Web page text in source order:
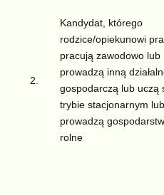
2.
Kandydat, którego
rodzice/opiekunowi
pracują zawodowo lub
prowadzą inną
gospodarczą lub uczą
trybie stacjonarnym lub
prowadzą
rolne